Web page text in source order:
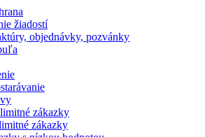
žiadostí
objednávky, pozvánky
zákazky
zákazky